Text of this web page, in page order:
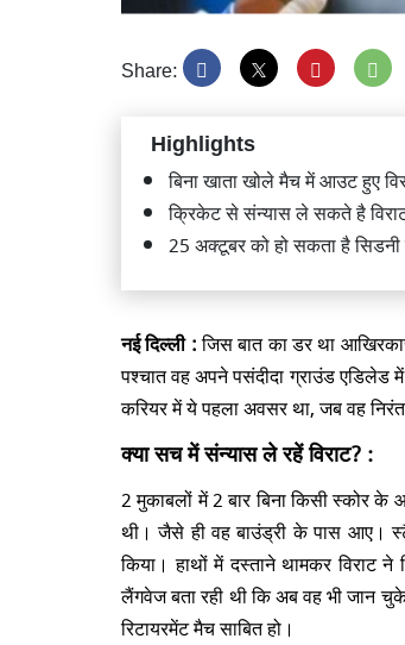
Share:
Highlights
बिना खाता खोले मैच में आउट हुए
क्रिकेट से संन्यास ले सकते है
25 अक्टूबर को हो सकता है सिडनी
नई दिल्ली :जिस बात का डर था
पश्चात वह अपने पसंदीदा ग्राउंड एडिलेड
करियर में ये पहला अवसर था, जब वह
क्या सच में संन्यास ले रहें विराट? :
2 मुकाबलों में 2 बार बिना किसी स्कोर के
थी। जैसे ही वह बाउंड्री के पास आए।
किया। हाथों में दस्ताने थामकर विराट
लैंगवेज बता रही थी कि अब वह भी जान
रिटायरमेंट मैच साबित हो।